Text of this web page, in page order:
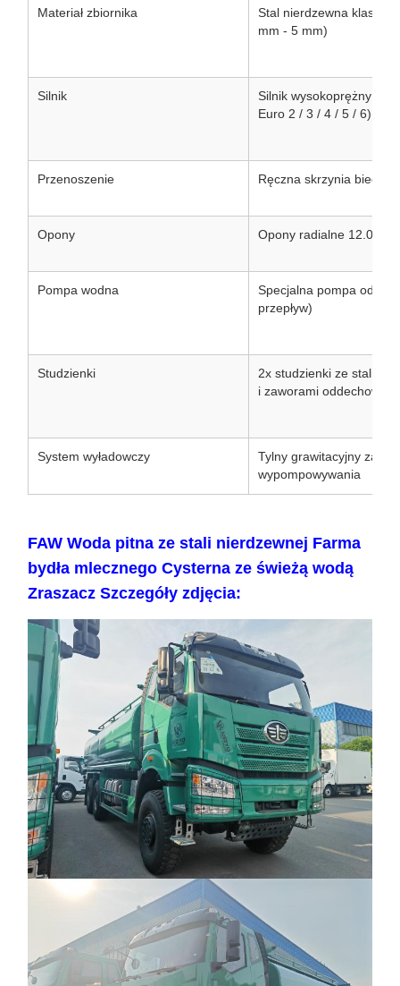
Materiał zbiornika
Stal nierdzewna klasy
mm - 5 mm)
Silnik
Silnik wysokoprężny
Euro 2 / 3 / 4 / 5 / 6)
Przenoszenie Ręczna skrzynia
Opony Opony radialne
Pompa wodna
Specjalna pompa
przepływ)
Studzienki
2x studzienki ze stali
i zaworami oddechowymi
System wyładowczy
Tylny grawitacyjny
wypompowywania
FAW Woda pitna ze stali nierdzewnej Farma
bydła mlecznego Cysterna ze świeżą wodą
Zraszacz Szczegóły zdjęcia: